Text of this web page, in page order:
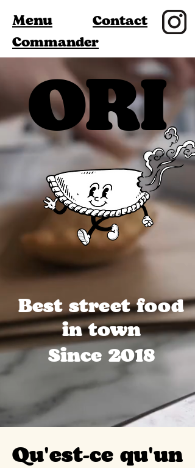
Menu
Contact
Commander
ORI
Best street food
in town
Since 2018
Qu'est-ce qu'un